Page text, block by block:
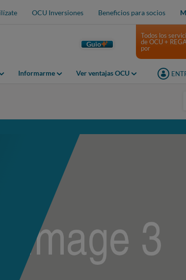
OCU Inversiones Beneficios para socios
Guio
Informarme Ver ventajas OCU
Todos los
de OCU +
por